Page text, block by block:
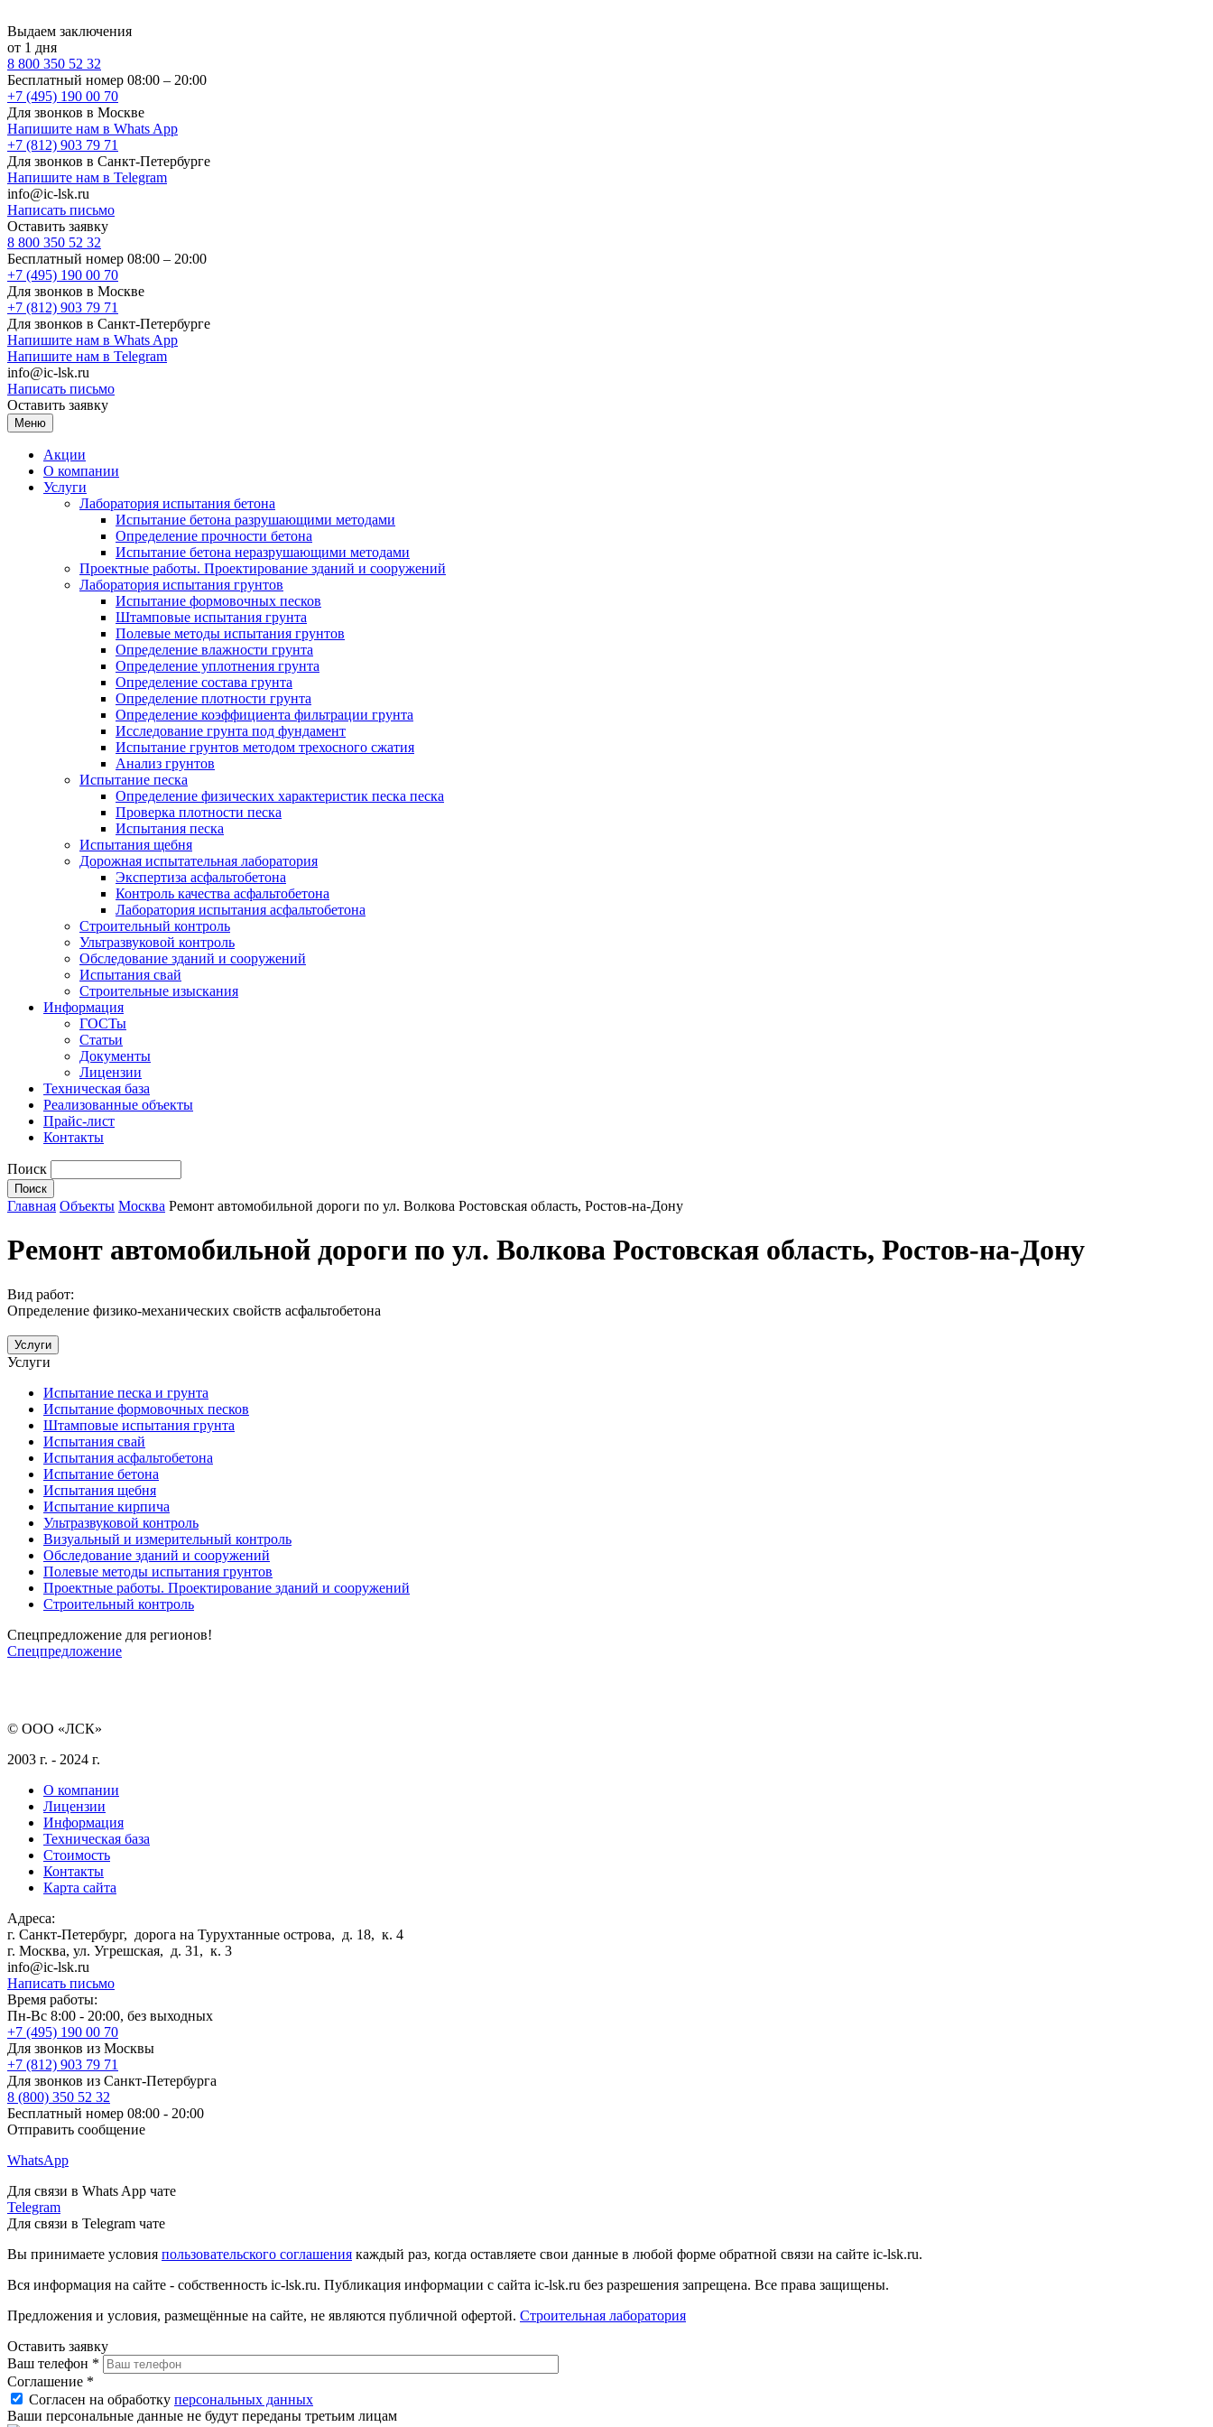
Выдаем заключения
от 1 дня
8 800 350 52 32
Бесплатный номер 08:00 – 20:00
+7 (495) 190 00 70
Для звонков в Москве
Напишите нам в Whats App
+7 (812) 903 79 71
Для звонков в Санкт-Петербурге
Напишите нам в Telegram
info@ic-lsk.ru
Написать письмо
Оставить заявку
8 800 350 52 32
Бесплатный номер 08:00 – 20:00
+7 (495) 190 00 70
Для звонков в Москве
+7 (812) 903 79 71
Для звонков в Санкт-Петербурге
Напишите нам в Whats App
Напишите нам в Telegram
info@ic-lsk.ru
Написать письмо
Оставить заявку
Меню
Акции
О компании
Услуги
Лаборатория испытания бетона
Испытание бетона разрушающими методами
Определение прочности бетона
Испытание бетона неразрушающими методами
Проектные работы. Проектирование зданий и сооружений
Лаборатория испытания грунтов
Испытание формовочных песков
Штамповые испытания грунта
Полевые методы испытания грунтов
Определение влажности грунта
Определение уплотнения грунта
Определение состава грунта
Определение плотности грунта
Определение коэффициента фильтрации грунта
Исследование грунта под фундамент
Испытание грунтов методом трехосного сжатия
Анализ грунтов
Испытание песка
Определение физических характеристик песка песка
Проверка плотности песка
Испытания песка
Испытания щебня
Дорожная испытательная лаборатория
Экспертиза асфальтобетона
Контроль качества асфальтобетона
Лаборатория испытания асфальтобетона
Строительный контроль
Ультразвуковой контроль
Обследование зданий и сооружений
Испытания свай
Строительные изыскания
Информация
ГОСТы
Статьи
Документы
Лицензии
Техническая база
Реализованные объекты
Прайс-лист
Контакты
Поиск
Главная Объекты Москва Ремонт автомобильной дороги по ул. Волкова Ростовская область, Ростов-на-Дону
Ремонт автомобильной дороги по ул. Волкова Ростовская область, Ростов-на-Дону
Вид работ:
Определение физико-механических свойств асфальтобетона
Услуги
Услуги
Испытание песка и грунта
Испытание формовочных песков
Штамповые испытания грунта
Испытания свай
Испытания асфальтобетона
Испытание бетона
Испытания щебня
Испытание кирпича
Ультразвуковой контроль
Визуальный и измерительный контроль
Обследование зданий и сооружений
Полевые методы испытания грунтов
Проектные работы. Проектирование зданий и сооружений
Строительный контроль
Спецпредложение для регионов!
Спецпредложение
© ООО «ЛСК»
2003 г. - 2024 г.
О компании
Лицензии
Информация
Техническая база
Стоимость
Контакты
Карта сайта
Адреса:
г. Санкт-Петербург, дорога на Турухтанные острова, д. 18, к. 4
г. Москва, ул. Угрешская, д. 31, к. 3
info@ic-lsk.ru
Написать письмо
Время работы:
Пн-Вс 8:00 - 20:00, без выходных
+7 (495) 190 00 70
Для звонков из Москвы
+7 (812) 903 79 71
Для звонков из Санкт-Петербурга
8 (800) 350 52 32
Бесплатный номер 08:00 - 20:00
Отправить сообщение
WhatsApp
Для связи в Whats App чате
Telegram
Для связи в Telegram чате
Вы принимаете условия пользовательского соглашения каждый раз, когда оставляете свои данные в любой форме обратной связи на сайте ic-lsk.ru.
Вся информация на сайте - собственность ic-lsk.ru. Публикация информации с сайта ic-lsk.ru без разрешения запрещена. Все права защищены.
Предложения и условия, размещённые на сайте, не являются публичной офертой. Строительная лаборатория
Оставить заявку
Ваш телефон *
Соглашение *
Согласен на обработку персональных данных
Ваши персональные данные не будут переданы третьим лицам